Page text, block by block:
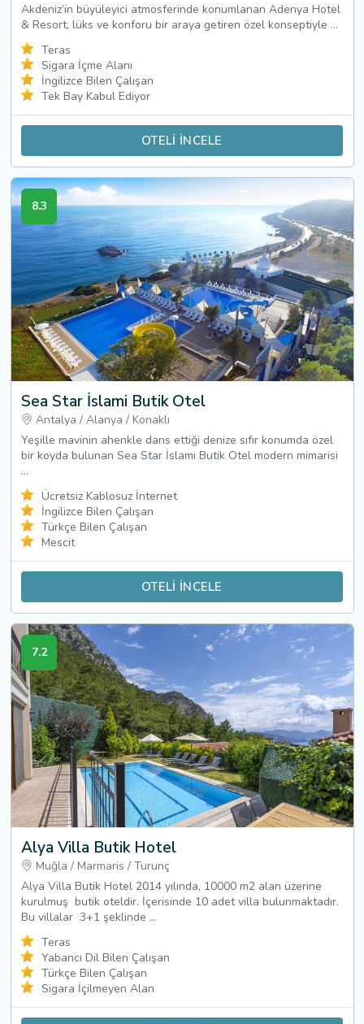
Akdeniz’in büyüleyici atmosferinde konumlanan Adenya Hotel
& Resort, lüks ve konforu bir araya getiren özel konseptiyle ...
Teras
Sigara İçme Alanı
İngilizce Bilen Çalışan
Tek Bay Kabul Ediyor
OTELİ İNCELE
8.3
Sea Star İslami Butik Otel
Antalya / Alanya / Konaklı
Yeşille mavinin ahenkle dans ettiği denize sıfır konumda özel
bir koyda bulunan Sea Star İslami Butik Otel modern mimarisi
...
Ücretsiz Kablosuz İnternet
İngilizce Bilen Çalışan
Türkçe Bilen Çalışan
Mescit
OTELİ İNCELE
7.2
Alya Villa Butik Hotel
Muğla / Marmaris / Turunç
Alya Villa Butik Hotel 2014 yılında, 10000 m2 alan üzerine
kurulmuş butik oteldir. İçerisinde 10 adet villa bulunmaktadır.
Bu villalar 3+1 şeklinde ...
Teras
Yabancı Dil Bilen Çalışan
Türkçe Bilen Çalışan
Sigara İçilmeyen Alan